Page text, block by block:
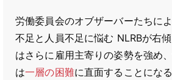
労働委員会のオブザーバーたちに
不足と人員不足に悩む NLRBが右
はさらに雇用主寄りの姿勢を強め
は一層の困難に直面することにな